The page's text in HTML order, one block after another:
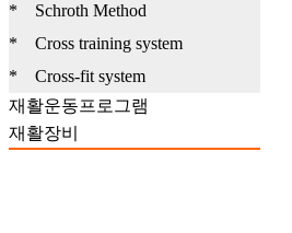
* Schroth Method
* Cross training system
* Cross-fit system
재활운동프로그램
재활장비